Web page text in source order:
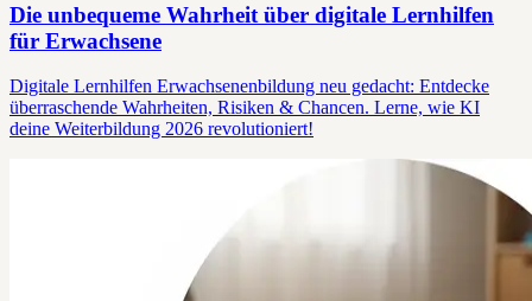
Die unbequeme Wahrheit über digitale Lernhilfen
für Erwachsene
Digitale Lernhilfen Erwachsenenbildung neu gedacht: Entdecke
überraschende Wahrheiten, Risiken & Chancen. Lerne, wie KI
deine Weiterbildung 2026 revolutioniert!